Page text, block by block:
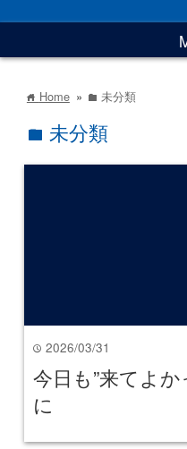
home Home » folder 未分類
folder 未分類
time 2026/03/31
今日も”来てよ
に